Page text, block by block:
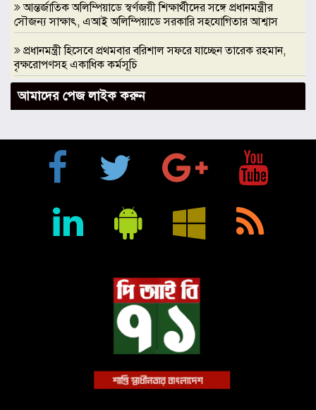
আন্তর্জাতিক অলিম্পিয়াডে স্বর্ণজয়ী শিক্ষার্থীদের সঙ্গে প্রধানমন্ত্রীর
সৌজন্য সাক্ষাৎ, এআই অলিম্পিয়াডে সরকারি সহযোগিতার আশ্বাস
প্রধানমন্ত্রী হিসেবে প্রথমবার বরিশাল সফরে যাচ্ছেন তারেক রহমান,
বৃক্ষরোপণসহ একাধিক কর্মসূচি
ঢাকা মেডিকেলকে গবেষণা, উদ্ভাবন ও মানবিক নেতৃত্বের আন্তর্জাতিক
প্রতিষ্ঠানে রূপান্তরের আহ্বান ডা. জুবাইদা রহমানের
মুক্তিযুদ্ধে ইস্ট বেঙ্গল রেজিমেন্টের গৌরবোজ্জ্বল ভূমিকা ইতিহাসের
অবিচ্ছেদ্য অধ্যায়: স্পিকার হাফিজ উদ্দিন আহমদ বীর বিক্রম
শিক্ষা প্রতিষ্ঠান জ্ঞানের বাতিঘর, শিক্ষকরা সেই আলোর বাহক: তথ্যমন্ত্রী
বায়েজিদ বোস্তামী থানার অভিযানে নিষিদ্ধ ঘোষিত আ. লীগের কর্মী
আমাদের পেজ লাইক করুন